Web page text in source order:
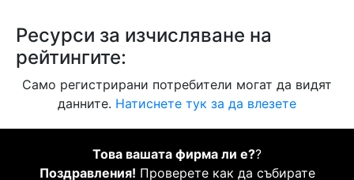
Ресурси за изчисляване на
рейтингите:
Само регистрирани потребители могат да видят
данните. Натиснете тук за да влезете
Това вашата фирма ли е??
Поздравления! Проверете как да събирате